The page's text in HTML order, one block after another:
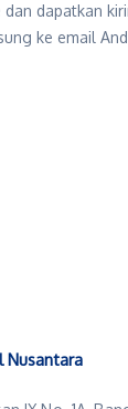
dapatkan
ke email
Nusantara